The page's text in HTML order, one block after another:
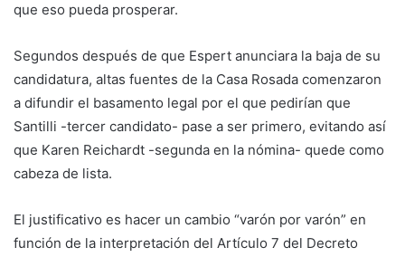
que eso pueda prosperar.
Segundos después de que Espert anunciara la baja de su
candidatura, altas fuentes de la Casa Rosada comenzaron
a difundir el basamento legal por el que pedirían que
Santilli -tercer candidato- pase a ser primero, evitando así
que Karen Reichardt -segunda en la nómina- quede como
cabeza de lista.
El justificativo es hacer un cambio “varón por varón” en
función de la interpretación del Artículo 7 del Decreto